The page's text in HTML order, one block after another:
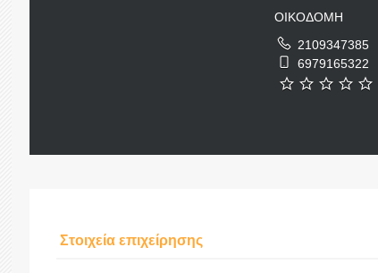
ΟΙΚΟΔΟΜΗ
2109347385
6979165322
Στοιχεία επιχείρησης